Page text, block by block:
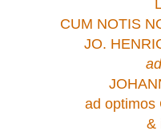
CUM NOTIS
JO.
ad optimos
&